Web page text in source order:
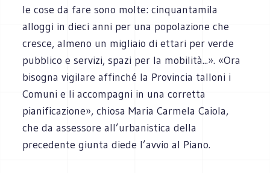
le cose da fare sono molte: cinquantamila
alloggi in dieci anni per una popolazione che
cresce, almeno un migliaio di ettari per verde
pubblico e servizi, spazi per la mobilità...». «Ora
bisogna vigilare affinché la Provincia talloni i
Comuni e li accompagni in una corretta
pianificazione», chiosa Maria Carmela Caiola,
che da assessore all’urbanistica della
precedente giunta diede l’avvio al Piano.